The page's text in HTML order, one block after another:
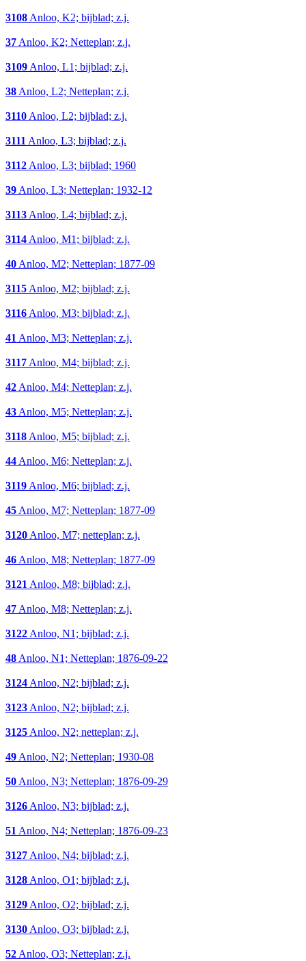
3108Anloo, K2; bijblad; z.j.
37Anloo, K2; Netteplan; z.j.
3109Anloo, L1; bijblad; z.j.
38Anloo, L2; Netteplan; z.j.
3110Anloo, L2; bijblad; z.j.
3111Anloo, L3; bijblad; z.j.
3112Anloo, L3; bijblad; 1960
39Anloo, L3; Netteplan; 1932-12
3113Anloo, L4; bijblad; z.j.
3114Anloo, M1; bijblad; z.j.
40Anloo, M2; Netteplan; 1877-09
3115Anloo, M2; bijblad; z.j.
3116Anloo, M3; bijblad; z.j.
41Anloo, M3; Netteplan; z.j.
3117Anloo, M4; bijblad; z.j.
42Anloo, M4; Netteplan; z.j.
43Anloo, M5; Netteplan; z.j.
3118Anloo, M5; bijblad; z.j.
44Anloo, M6; Netteplan; z.j.
3119Anloo, M6; bijblad; z.j.
45Anloo, M7; Netteplan; 1877-09
3120Anloo, M7; netteplan; z.j.
46Anloo, M8; Netteplan; 1877-09
3121Anloo, M8; bijblad; z.j.
47Anloo, M8; Netteplan; z.j.
3122Anloo, N1; bijblad; z.j.
48Anloo, N1; Netteplan; 1876-09-22
3124Anloo, N2; bijblad; z.j.
3123Anloo, N2; bijblad; z.j.
3125Anloo, N2; netteplan; z.j.
49Anloo, N2; Netteplan; 1930-08
50Anloo, N3; Netteplan; 1876-09-29
3126Anloo, N3; bijblad; z.j.
51Anloo, N4; Netteplan; 1876-09-23
3127Anloo, N4; bijblad; z.j.
3128Anloo, O1; bijblad; z.j.
3129Anloo, O2; bijblad; z.j.
3130Anloo, O3; bijblad; z.j.
52Anloo, O3; Netteplan; z.j.